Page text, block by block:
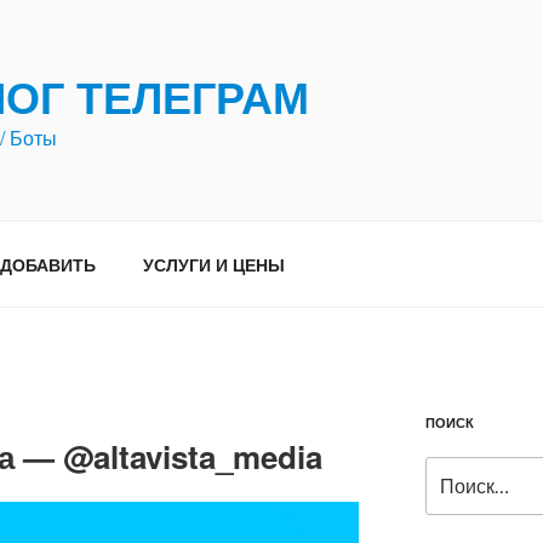
ТЕЛЕГРАМ
Боты
ДОБАВИТЬ УСЛУГИ И ЦЕНЫ
— @altavista_media
ПОИСК